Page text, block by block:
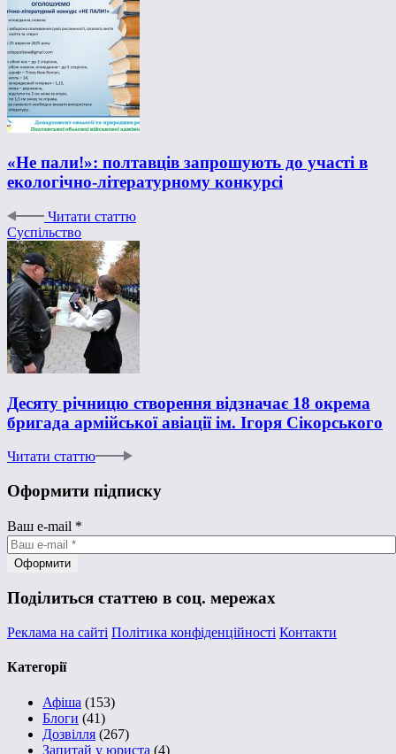
«Не пали!»: полтавців запрошують до участі в
екологічно-літературному конкурсі
Читати статтю
Суспільство
Десяту річницю створення відзначає 18 окрема
бригада армійської авіації ім. Ігоря Сікорського
Читати статтю
Оформити підписку
Ваш e-mail *
Поділиться статтею в соц. мережах
Реклама на сайті Політика конфіденційності Контакти
Категорії
Афіша (153)
Блоги (41)
Дозвілля (267)
Запитай у юриста (4)